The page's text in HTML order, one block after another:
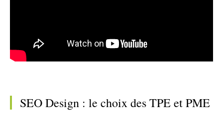
SEO Design : le choix des TPE et PME